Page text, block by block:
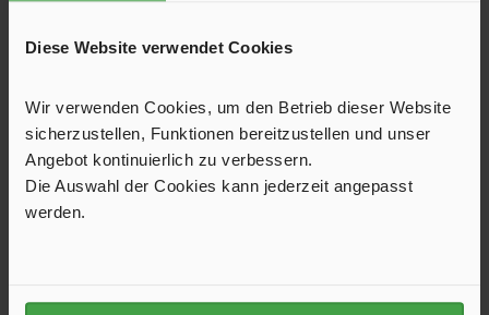
Diese Website verwendet Cookies
Wir verwenden Cookies, um den Betrieb dieser Website
sicherzustellen, Funktionen bereitzustellen und unser
Angebot kontinuierlich zu verbessern.
Die Auswahl der Cookies kann jederzeit angepasst
werden.
Das Original aus den USAVerhindert das Verrutschen von